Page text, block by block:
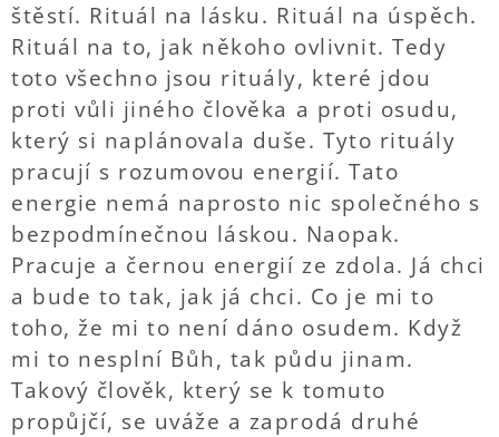
štěstí. Rituál na lásku. Rituál na úspěch.
Rituál na to, jak někoho ovlivnit. Tedy
toto všechno jsou rituály, které jdou
proti vůli jiného člověka a proti osudu,
který si naplánovala duše. Tyto rituály
pracují s rozumovou energií. Tato
energie nemá naprosto nic společného s
bezpodmínečnou láskou. Naopak.
Pracuje a černou energií ze zdola. Já chci
a bude to tak, jak já chci. Co je mi to
toho, že mi to není dáno osudem. Když
mi to nesplní Bůh, tak půdu jinam.
Takový člověk, který se k tomuto
propůjčí, se uváže a zaprodá druhé